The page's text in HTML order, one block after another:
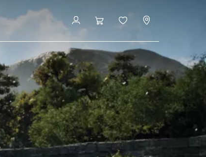
Configurator şi preţ